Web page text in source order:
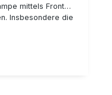
mittels Front
Insbesondere die
StVO nicht
mit